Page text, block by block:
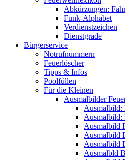
Abkürzungen:
Funk-Alphabet
Verdienstzeichen
Dienstgrade
Bürgerservice
Notrufnummern
Feuerlöscher
Tipps & Infos
Poolfüllen
Für die Kleinen
Ausmalbilder
Ausmalbild:
Ausmalbild:
Ausmalbild
Ausmalbild
Ausmalbild
Ausmalbld